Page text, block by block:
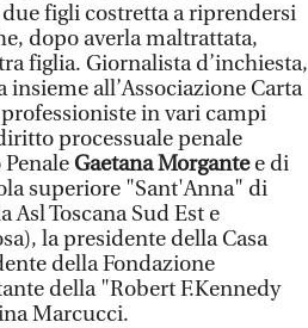
figli costretta a riprendersi
dopo averla maltrattata,
figlia. Giornalista d’inchiesta,
all’Associazione Carta
in vari campi
processuale penale
Gaetana Morgantee di
superiore "Sant'Anna" di
Toscana Sud Est e
la presidente della Casa
della Fondazione
della "Robert F.Kennedy
Marcucci.